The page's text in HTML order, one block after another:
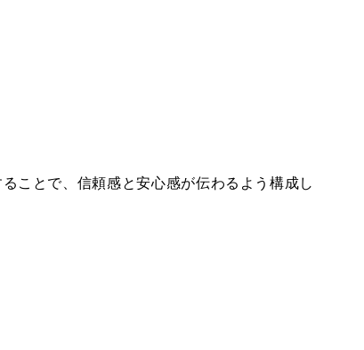
ことで、信頼感と安心感が伝わるよう構成し